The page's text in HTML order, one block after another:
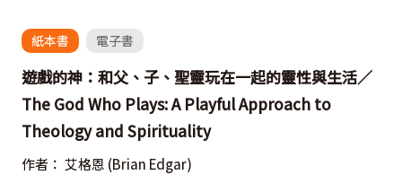
紙本書 電子書
遊戲的神：和父、子、聖靈玩在一起的靈性與生活／
The God Who Plays: A Playful Approach to
Theology and Spirituality
作者： 艾格恩 (Brian Edgar)